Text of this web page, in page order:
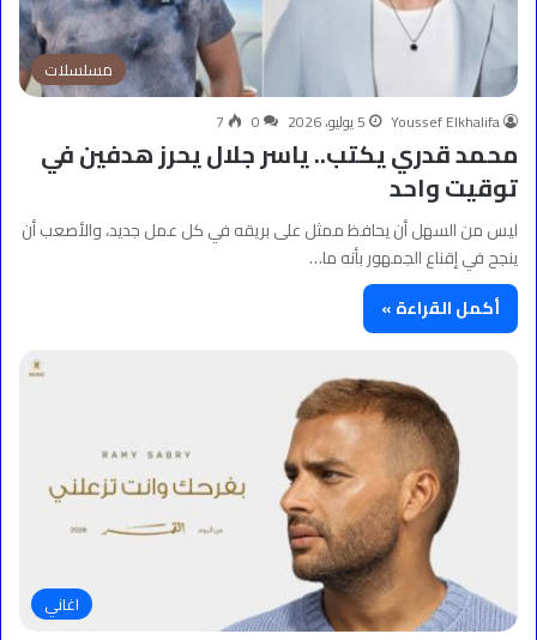
مسلسلات
Youssef Elkhalifa 5 يوليو، 2026 0
7
محمد قدري يكتب.. ياسر جلال يحرز هدفين في
توقيت واحد
ليس من السهل أن يحافظ ممثل على بريقه في كل عمل جديد، والأصعب أن
ينجح في إقناع الجمهور بأنه ما…
أكمل القراءة »
اغاني